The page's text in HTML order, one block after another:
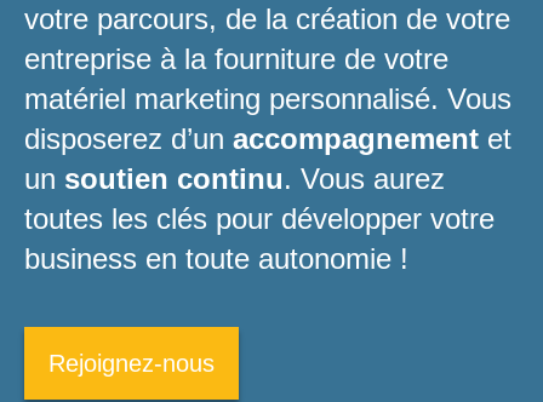
votre parcours, de la création de votre
entreprise à la fourniture de votre
matériel marketing personnalisé. Vous
disposerez d’un accompagnement et
un soutien continu. Vous aurez
toutes les clés pour développer votre
business en toute autonomie !
Rejoignez-nous